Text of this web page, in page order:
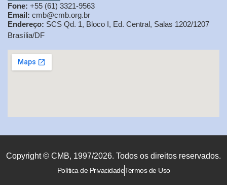
Fone: +55 (61) 3321-9563
Email: cmb@cmb.org.br
Endereço: SCS Qd. 1, Bloco I, Ed. Central, Salas 1202/1207
Brasília/DF
Copyright © CMB, 1997/2026. Todos os direitos reservados.
Política de PrivacidadeTermos de Uso